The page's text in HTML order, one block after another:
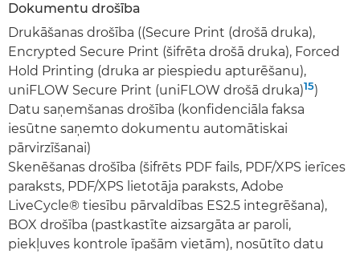
Dokumentu drošība
Drukāšanas drošība ((Secure Print (drošā druka),
Encrypted Secure Print (šifrēta drošā druka), Forced
Hold Printing (druka ar piespiedu apturēšanu),
uniFLOW Secure Print (uniFLOW drošā druka)15)
Datu saņemšanas drošība (konfidenciāla faksa
iesūtne saņemto dokumentu automātiskai
pārvirzīšanai)
Skenēšanas drošība (šifrēts PDF fails, PDF/XPS ierīces
paraksts, PDF/XPS lietotāja paraksts, Adobe
LiveCycle® tiesību pārvaldības ES2.5 integrēšana),
BOX drošība (pastkastīte aizsargāta ar paroli,
piekļuves kontrole īpašām vietām), nosūtīto datu